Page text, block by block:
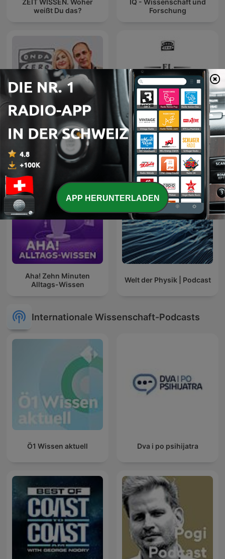
weißt Du das?
Forschung
La Rosa de los Vientos El colegio invisible
Aha! Zehn Minuten
Alltags-Wissen
Welt der Physik | Podcast
Internationale Wissenschaft-Podcasts
Ö1 Wissen aktuell Dva i po psihijatra
APP HERUNTERLADEN